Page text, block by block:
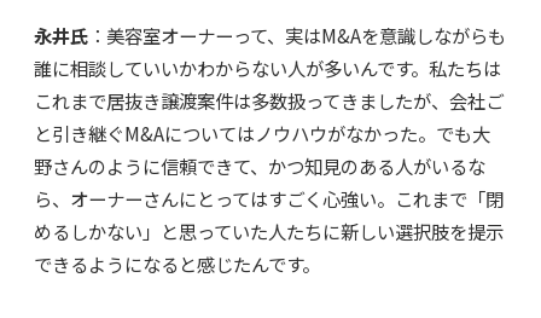
永井氏 ：美容室オーナーって、実はM&Aを意識しながらも
誰に相談していいかわからない人が多いんです。私たちは
これまで居抜き譲渡案件は多数扱ってきましたが、会社ご
と引き継ぐM&Aについてはノウハウがなかった。でも大
野さんのように信頼できて、かつ知見のある人がいるな
ら、オーナーさんにとってはすごく心強い。これまで「閉
めるしかない」と思っていた人たちに新しい選択肢を提示
できるようになると感じたんです。